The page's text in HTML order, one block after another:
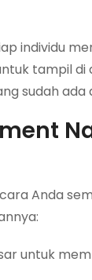
individu
tampil
sudah ada
Anda
untuk